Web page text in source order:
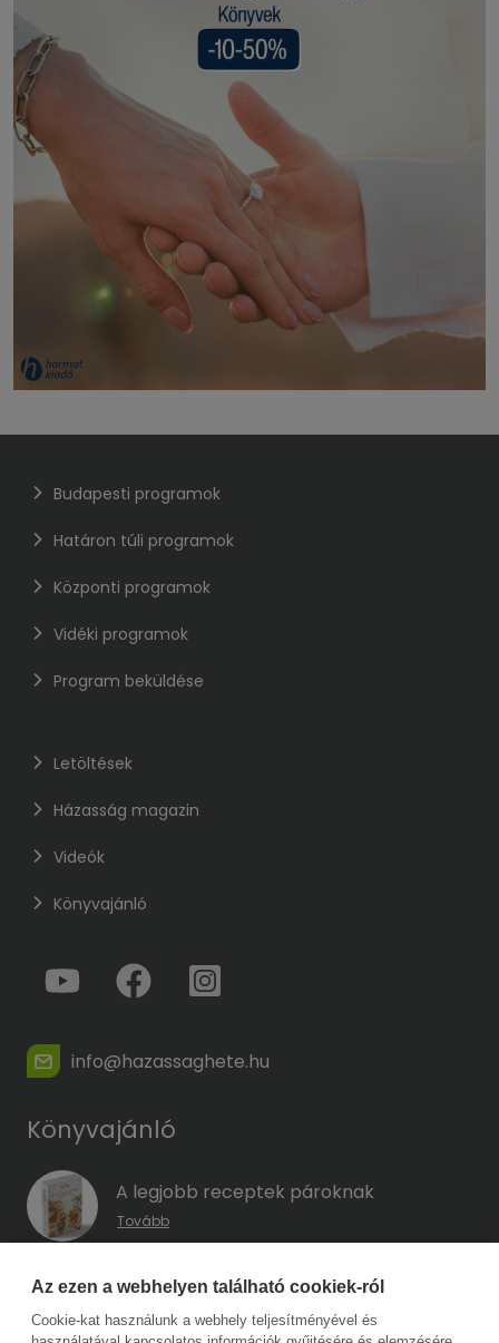
Budapesti programok
Határon túli programok
Központi programok
Vidéki programok
Program beküldése
Letöltések
Házasság magazin
Videók
Könyvajánló
info@hazassaghete.hu
Könyvajánló
A legjobb receptek pároknak
Tovább
A hűség kódja – Hogyan előzd meg a
megcsalást, mielőtt még eszedbe jutott
volna?
Az ezen a webhelyen található cookiek-ról
Cookie-kat használunk a webhely teljesítményével és